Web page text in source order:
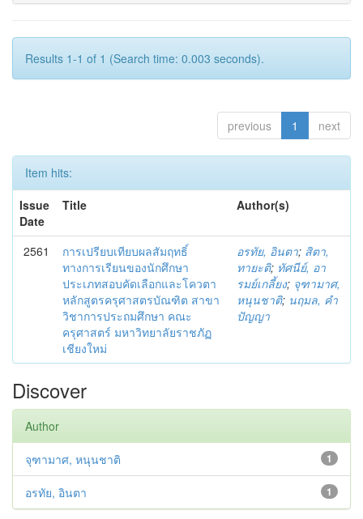
Results 1-1 of 1 (Search time: 0.003 seconds).
previous 1 next
Item hits:
Issue
Date
Title Author(s)
2561
การเปรียบเทียบผลสัมฤทธิ์
ทางการเรียนของนักศึกษา
ประเภทสอบคัดเลือกและโควตา
หลักสูตรครุศาสตรบัณฑิต สาขา
วิชาการประถมศึกษา คณะ
ครุศาสตร์ มหาวิทยาลัยราชภัฏ
เชียงใหม่
อรทัย, อินตา; สิตา,
ทายะติ; ทัศนีย์, อา
รมย์เกลี้ยง; จุฑามาศ,
หนุนชาติ; นฤมล, คำ
ปัญญา
Discover
Author
1
จุฑามาศ, หนุนชาติ
1
อรทัย, อินตา